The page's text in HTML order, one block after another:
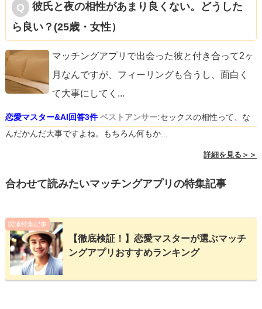
彼氏と夜の相性があまり良くない。どうした
ら良い？(25歳・女性）
マッチングアプリで出会った彼と付き合って2ヶ
月なんですが、フィーリングも合うし、面白く
て大事にしてく ...
恋愛マスター&AI回答3件 ベストアンサー:セックスの相性って、な
んだかんだ大事ですよね。もちろん何もか...
詳細を見る＞＞
合わせて読みたいマッチングアプリの特集記事
関連特集記事
【徹底検証！】恋愛マスターが選ぶマッチ
ングアプリおすすめランキング